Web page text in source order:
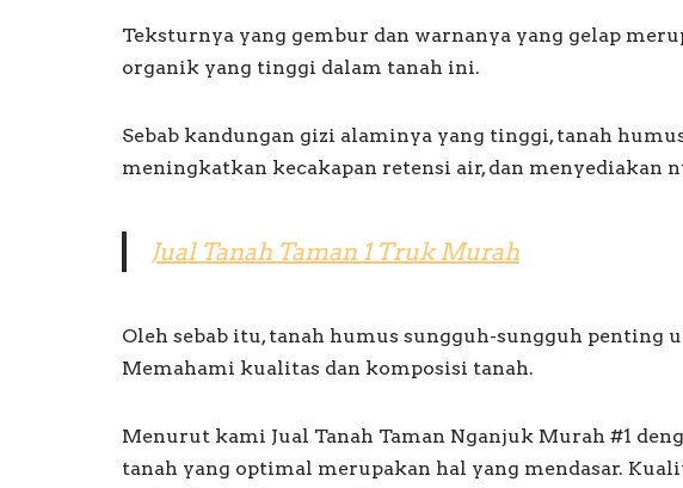
Teksturnya yang gembur dan warnanya yang gelap
organik yang tinggi dalam tanah ini.
Sebab kandungan gizi alaminya yang tinggi, tanah
meningkatkan kecakapan retensi air, dan menyediakan
Jual Tanah Taman 1 Truk Murah
Oleh sebab itu, tanah humus sungguh-sungguh penting
Memahami kualitas dan komposisi tanah.
Menurut kami Jual Tanah Taman Nganjuk Murah #1
tanah yang optimal merupakan hal yang mendasar.